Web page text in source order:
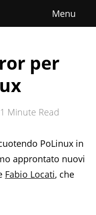
per
1 Minute Read
PoLinux in
approntato nuovi
Fabio Locati, che